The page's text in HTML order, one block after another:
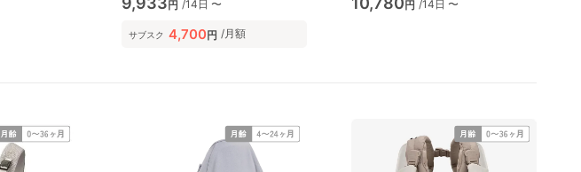
円 /14日 〜
サブスク 4,700円 /月額
円 /14日 〜